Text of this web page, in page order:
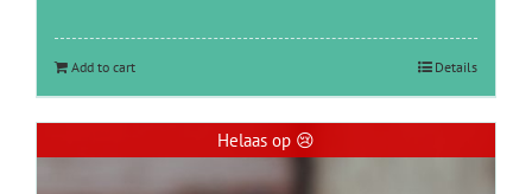
Add to cart Details
Helaas op 😢